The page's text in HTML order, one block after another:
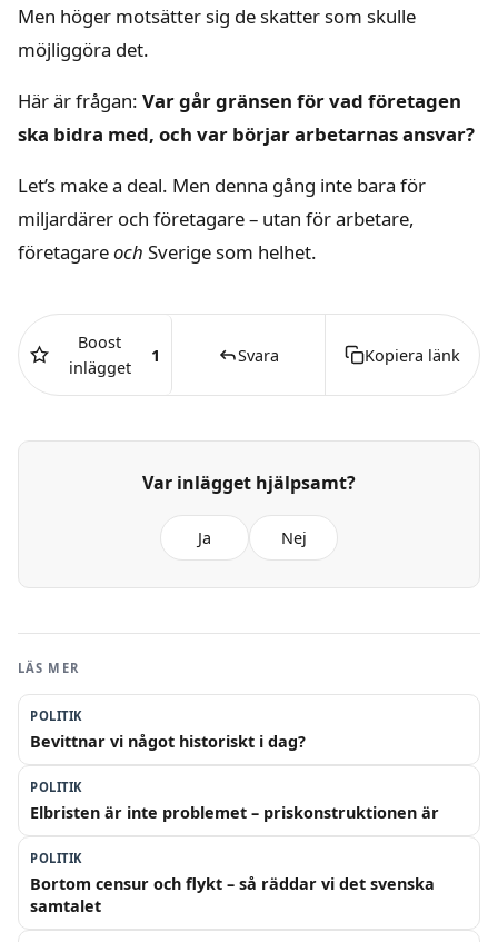
Men höger motsätter sig de skatter som skulle
möjliggöra det.
Här är frågan: Var går gränsen för vad företagen
ska bidra med, och var börjar arbetarnas ansvar?
Let’s make a deal. Men denna gång inte bara för
miljardärer och företagare – utan för arbetare,
företagareoch Sverige som helhet.
Boost
inlägget
1 Svara Kopiera länk
Var inlägget hjälpsamt?
Ja Nej
LÄS MER
POLITIK
Bevittnar vi något historiskt i dag?
POLITIK
Elbristen är inte problemet – priskonstruktionen är
POLITIK
Bortom censur och flykt – så räddar vi det svenska
samtalet